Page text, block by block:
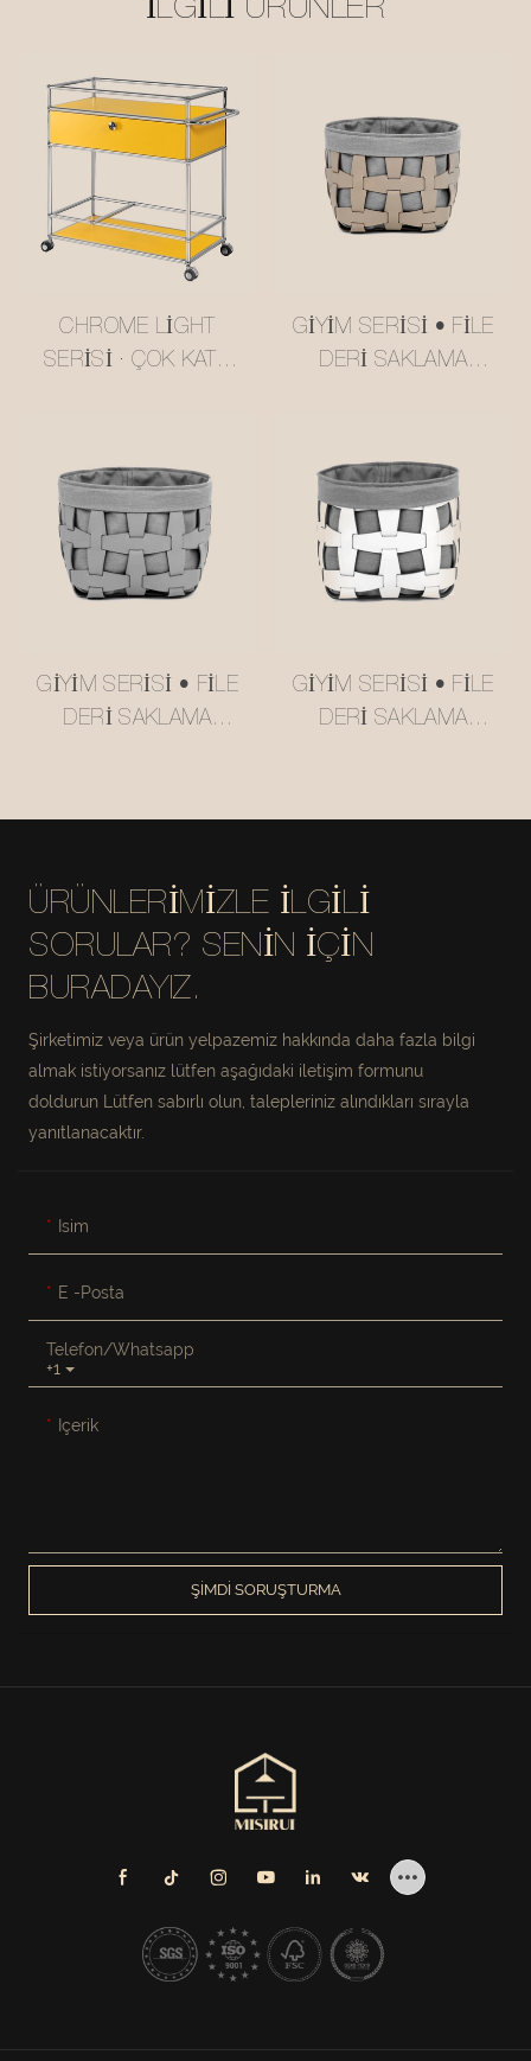
İLGILI ÜRÜNLER
CHROME LIGHT
SERISI · ÇOK KATLI
ARABASI
#MSR2408016
GIYIM SERISI • FILE
DERI SAKLAMA
GIYIM SERISI • FILE
DERI SAKLAMA
GIYIM SERISI • FILE
DERI SAKLAMA
ÜRÜNLERIMIZLE ILGILI
SORULAR? SENIN IÇIN
BURADAYIZ.
Şirketimiz veya ürün yelpazemiz hakkında daha fazla bilgi
almak istiyorsanız lütfen aşağıdaki iletişim formunu
doldurun Lütfen sabırlı olun, talepleriniz alındıkları sırayla
yanıtlanacaktır.
Isim
E -posta
+1
Telefon/whatsapp
Içerik
ŞIMDI SORUŞTURMA